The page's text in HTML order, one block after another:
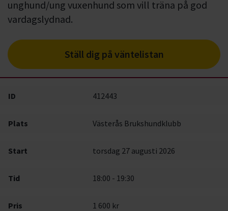
unghund/ung vuxenhund som vill träna på god
vardagslydnad.
Ställ dig på väntelistan
ID 412443
Plats Västerås Brukshundklubb
Start torsdag 27 augusti 2026
Tid 18:00 - 19:30
Pris 1 600 kr